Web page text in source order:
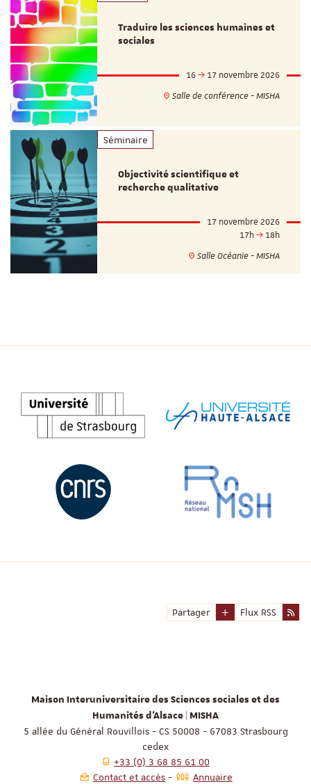
Traduire les sciences humaines et
sociales
16
17 novembre 2026
Salle de conférence - MISHA
Séminaire
Objectivité scientifique et
recherche qualitative
17 novembre 2026
17h
18h
Salle Océanie - MISHA
Partager Flux RSS
Maison Interuniversitaire des Sciences sociales et des
Humanités d'Alsace | MISHA
5 allée du Général Rouvillois - CS 50008 - 67083 Strasbourg
cedex
+33 (0) 3 68 85 61 00
Contact et accès
Annuaire